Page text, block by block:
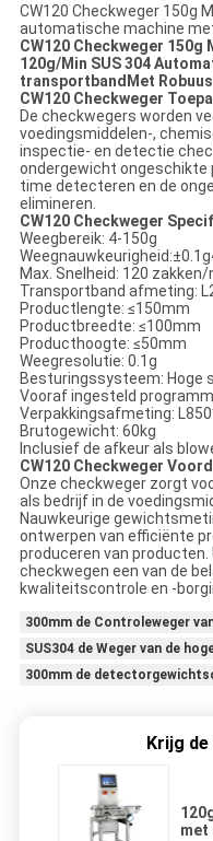
CW120 Checkweger 150g
automatische machine
CW120 Checkweger 150g
120g/Min SUS 304
transportbandMet
CW120 Checkweger
De checkwegers worden
voedingsmiddelen-,
inspectie- en detectie
ondergewicht ongeschikte
time detecteren en de
elimineren.
CW120 Checkweger
Weegbereik: 4-150g
Max. Snelheid: 120 zakken/
Transportband afmeting:
Productlengte: ≤150mm
Productbreedte: ≤100mm
Producthoogte: ≤50mm
Weegresolutie: 0.1g
Besturingssysteem: Hoge
Vooraf ingesteld
Verpakkingsafmeting:
Brutogewicht: 60kg
Inclusief de afkeur als
CW120 Checkweger
Onze checkweger zorgt
als bedrijf in de
Nauwkeurige
ontwerpen van efficiënte
produceren van
checkwegen een van de
kwaliteitscontrole en -
300mm de Controleweger
SUS304 de Weger van de
300mm de
Krijg
met